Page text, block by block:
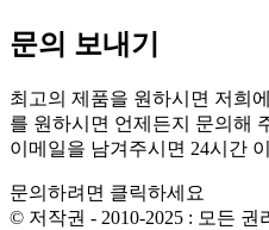
문의 보내기
최고의 제품을 원하시면 저희
를 원하시면 언제든지 문의해
이메일을 남겨주시면 24시간
문의하려면 클릭하세요
© 저작권 - 2010-2025 : 모든 권